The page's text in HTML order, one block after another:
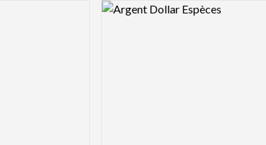
Logo Preview Image